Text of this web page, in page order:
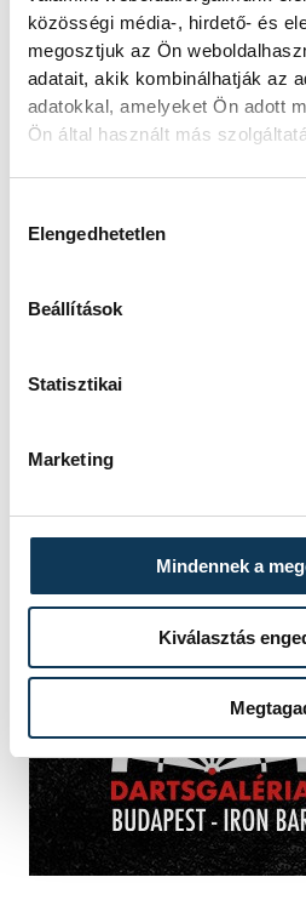
közösségi média-, hirdető- és
megosztjuk az Ön
adatait, akik kombinálhatják az
adatokkal, amelyeket Ön adott
Ön által használt más
Elengedhetetlen
Beállítások
Statisztikai
Marketing
Mindennek a
Kiválasztás